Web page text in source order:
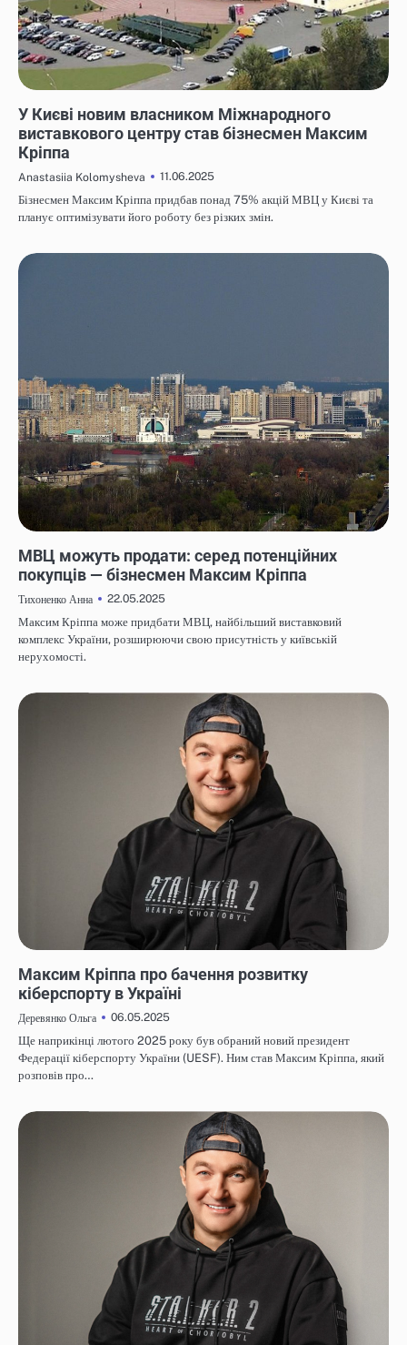
У Києві новим власником Міжнародного
виставкового центру став бізнесмен Максим
Кріппа
Anastasiia Kolomysheva
11.06.2025
Бізнесмен Максим Кріппа придбав понад 75% акцій МВЦ у Києві та
планує оптимізувати його роботу без різких змін.
МВЦ можуть продати: серед потенційних
покупців — бізнесмен Максим Кріппа
Тихоненко Анна
22.05.2025
Максим Кріппа може придбати МВЦ, найбільший виставковий
комплекс України, розширюючи свою присутність у київській
нерухомості.
Максим Кріппа про бачення розвитку
кіберспорту в Україні
Деревянко Ольга
06.05.2025
Ще наприкінці лютого 2025 року був обраний новий президент
Федерації кіберспорту України (UESF). Ним став Максим Кріппа, який
розповів про…